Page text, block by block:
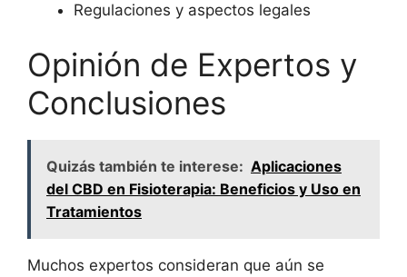
Regulaciones y aspectos legales
Opinión de Expertos y
Conclusiones
Quizás también te interese: Aplicaciones
del CBD en Fisioterapia: Beneficios y Uso en
Tratamientos
Muchos expertos consideran que aún se